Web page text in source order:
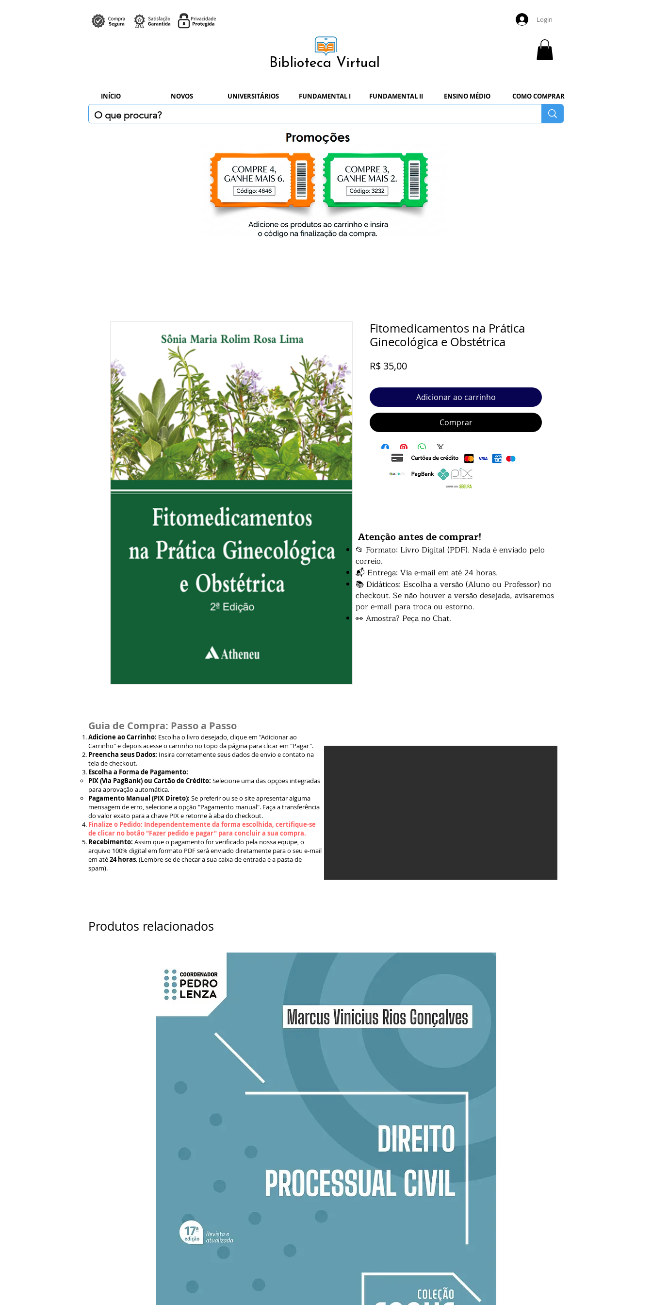
Login
Biblioteca Virtual
INÍCIO NOVOS UNIVERSITÁRIOS FUNDAMENTAL I FUNDAMENTAL II ENSINO MÉDIO COMO COMPRAR
Fitomedicamentos na Prática
Ginecológica e Obstétrica
R$ 35,00Preço
Adicionar ao carrinho
Comprar
Atenção antes de comprar!
📂 Formato: Livro Digital (PDF). Nada é enviado pelo
correio.
📬 Entrega: Via e-mail em até 24 horas.
📚 Didáticos: Escolha a versão (Aluno ou Professor) no
checkout. Se não houver a versão desejada, avisaremos
por e-mail para troca ou estorno.
👀 Amostra? Peça no Chat.
Guia de Compra: Passo a Passo
Adicione ao Carrinho: Escolha o livro desejado, clique em "Adicionar ao
Carrinho" e depois acesse o carrinho no topo da página para clicar em "Pagar".
Preencha seus Dados: Insira corretamente seus dados de envio e contato na
tela de checkout.
Escolha a Forma de Pagamento:
PIX (Via PagBank) ou Cartão de Crédito: Selecione uma das opções integradas
para aprovação automática.
Pagamento Manual (PIX Direto): Se preferir ou se o site apresentar alguma
mensagem de erro, selecione a opção "Pagamento manual". Faça a transferência
do valor exato para a chave PIX e retorne à aba do checkout.
Finalize o Pedido: Independentemente da forma escolhida, certifique-se
de clicar no botão "Fazer pedido e pagar" para concluir a sua compra.
Recebimento: Assim que o pagamento for verificado pela nossa equipe, o
arquivo 100% digital em formato PDF será enviado diretamente para o seu e-mail
em até24 horas. (Lembre-se de checar a sua caixa de entrada e a pasta de
spam).
Produtos relacionados